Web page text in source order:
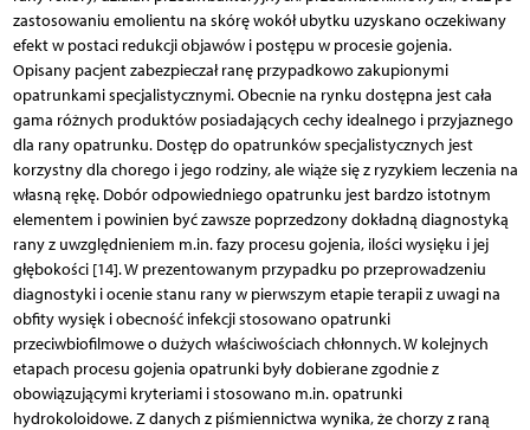
zastosowaniu emolientu na skórę wokół ubytku uzyskano oczekiwany
efekt w postaci redukcji objawów i postępu w procesie gojenia.
Opisany pacjent zabezpieczał ranę przypadkowo zakupionymi
opatrunkami specjalistycznymi. Obecnie na rynku dostępna jest cała
gama różnych produktów posiadających cechy idealnego i przyjaznego
dla rany opatrunku. Dostęp do opatrunków specjalistycznych jest
korzystny dla chorego i jego rodziny, ale wiąże się z ryzykiem leczenia na
własną rękę. Dobór odpowiedniego opatrunku jest bardzo istotnym
elementem i powinien być zawsze poprzedzony dokładną diagnostyką
rany z uwzględnieniem m.in. fazy procesu gojenia, ilości wysięku i jej
głębokości [14]. W prezentowanym przypadku po przeprowadzeniu
diagnostyki i ocenie stanu rany w pierwszym etapie terapii z uwagi na
obfity wysięk i obecność infekcji stosowano opatrunki
przeciwbiofilmowe o dużych właściwościach chłonnych. W kolejnych
etapach procesu gojenia opatrunki były dobierane zgodnie z
obowiązującymi kryteriami i stosowano m.in. opatrunki
hydrokoloidowe. Z danych z piśmiennictwa wynika, że chorzy z raną